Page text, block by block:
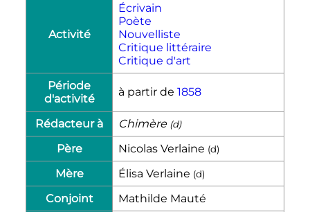
Activité
Écrivain
Poète
Nouvelliste
Critique littéraire
Critique d'art
Période
d'activité
à partir de 1858
Rédacteur à Chimère (d)
Père Nicolas Verlaine (d)
Mère Élisa Verlaine (d)
Conjoint
Mathilde Mauté